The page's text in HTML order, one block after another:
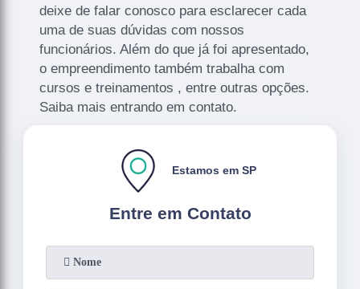
deixe de falar conosco para esclarecer cada
uma de suas dúvidas com nossos
funcionários. Além do que já foi apresentado,
o empreendimento também trabalha com
cursos e treinamentos , entre outras opções.
Saiba mais entrando em contato.
Entre em Contato
Estamos em SP